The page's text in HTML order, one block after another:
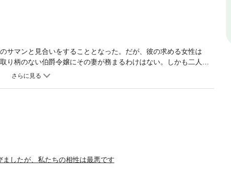
サマンと見合いをすることとなった。だが、彼の求める女性は
り柄のない伯爵令嬢にその妻が務まるわけはない。しかも二人の
たのだが……。数日後、なぜか「仮初でもいいから婚約してほし
したが、私たちの相性は最悪です